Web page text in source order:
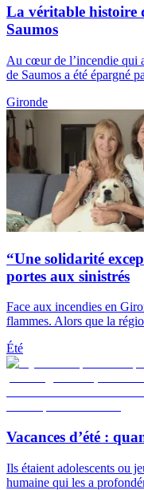
La véritable histoire
Saumos
Au cœur de l’incendie qui
de Saumos a été épargné
Gironde
“Une solidarité
portes aux sinistrés
Face aux incendies en
flammes. Alors que la
Été
Vacances d’été :
Ils étaient adolescents ou
humaine qui les a